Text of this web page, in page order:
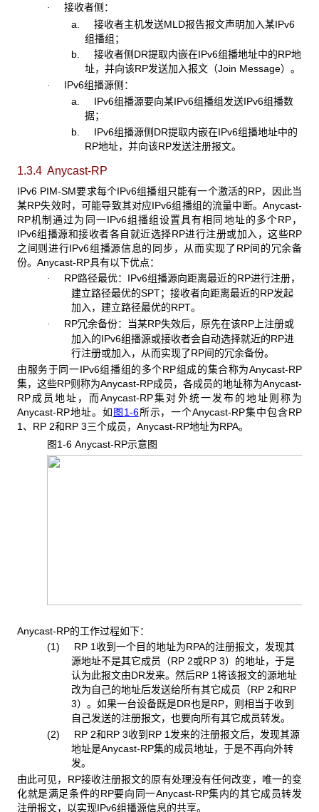
· 接收者侧：
a. 接收者主机发送MLD报告报文声明加入某IPv6
组播组；
b. 接收者侧DR提取内嵌在IPv6组播地址中的RP地
址，并向该RP发送加入报文（Join Message）。
· IPv6组播源侧：
a. IPv6组播源要向某IPv6组播组发送IPv6组播数
据；
b. IPv6组播源侧DR提取内嵌在IPv6组播地址中的
RP地址，并向该RP发送注册报文。
1.3.4 Anycast-RP
IPv6 PIM-SM要求每个IPv6组播组只能有一个激活的RP，因此当
某RP失效时，可能导致其对应IPv6组播组的流量中断。Anycast-
RP机制通过为同一IPv6组播组设置具有相同地址的多个RP，
IPv6组播源和接收者各自就近选择RP进行注册或加入，这些RP
之间则进行IPv6组播源信息的同步，从而实现了RP间的冗余备
份。Anycast-RP具有以下优点：
· RP路径最优：IPv6组播源向距离最近的RP进行注册，
建立路径最优的SPT；接收者向距离最近的RP发起
加入，建立路径最优的RPT。
· RP冗余备份：当某RP失效后，原先在该RP上注册或
加入的IPv6组播源或接收者会自动选择就近的RP进
行注册或加入，从而实现了RP间的冗余备份。
由服务于同一IPv6组播组的多个RP组成的集合称为Anycast-RP
集，这些RP则称为Anycast-RP成员，各成员的地址称为Anycast-
RP成员地址，而Anycast-RP集对外统一发布的地址则称为
Anycast-RP地址。如 图1-6所示，一个Anycast-RP集中包含RP
1、RP 2和RP 3三个成员，Anycast-RP地址为RPA。
图1-6 Anycast-RP示意图
Anycast-RP的工作过程如下：
(1) RP 1收到一个目的地址为RPA的注册报文，发现其
源地址不是其它成员（RP 2或RP 3）的地址，于是
认为此报文由DR发来。然后RP 1将该报文的源地址
改为自己的地址后发送给所有其它成员（RP 2和RP
3）。如果一台设备既是DR也是RP，则相当于收到
自己发送的注册报文，也要向所有其它成员转发。
(2) RP 2和RP 3收到RP 1发来的注册报文后，发现其源
地址是Anycast-RP集的成员地址，于是不再向外转
发。
由此可见，RP接收注册报文的原有处理没有任何改变，唯一的变
化就是满足条件的RP要向同一Anycast-RP集内的其它成员转发
注册报文，以实现IPv6组播源信息的共享。